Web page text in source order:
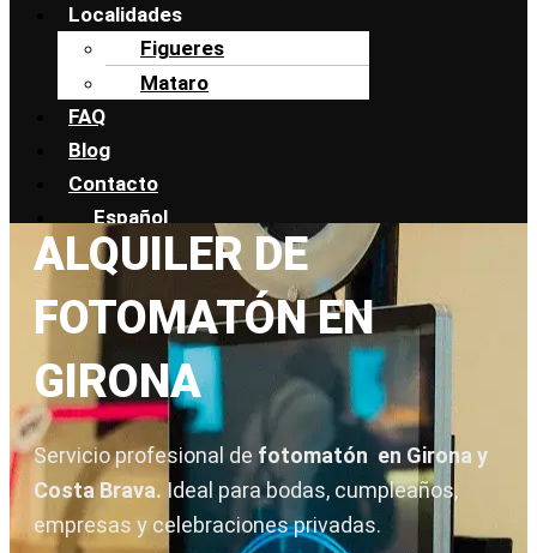
Localidades
Figueres
Mataro
FAQ
Blog
Contacto
Español
Español
ALQUILER DE
FOTOMATÓN EN
GIRONA
Servicio profesional de fotomatón en Girona y
Costa Brava. Ideal para bodas, cumpleaños,
empresas y celebraciones privadas.